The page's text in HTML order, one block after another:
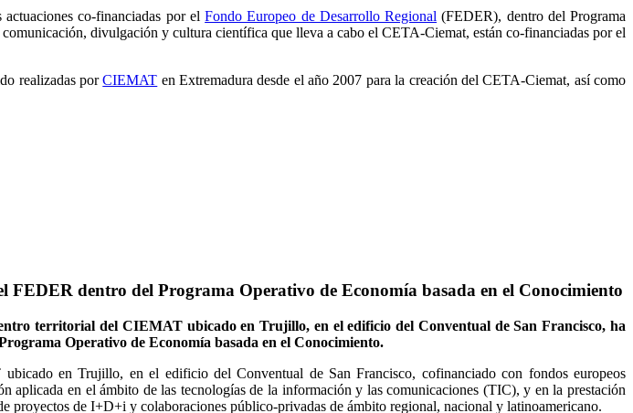
co-financiadas por elFondo Europeo de Desarrollo Regional (FEDER), dentro del Programa
divulgación y cultura científica que lleva a cabo el CETA-Ciemat, están co-financiadas por el
realizadas porCIEMAT en Extremadura desde el año 2007 para la creación del CETA-Ciemat, así como
FEDER dentro del Programa Operativo de Economía basada en el Conocimiento
territorial del CIEMAT ubicado en Trujillo, en el edificio del Conventual de San Francisco, ha
Operativo de Economía basada en el Conocimiento.
en Trujillo, en el edificio del Conventual de San Francisco, cofinanciado con fondos europeos
aplicada en el ámbito de las tecnologías de la información y las comunicaciones (TIC), y en la prestación
proyectos de I+D+i y colaboraciones público-privadas de ámbito regional, nacional y latinoamericano.